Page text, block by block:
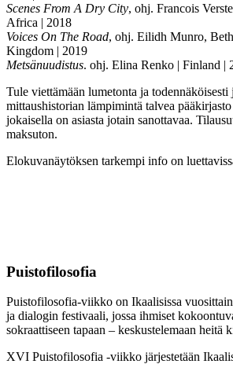
Scenes From A Dry City, ohj. Francois
Africa | 2018
Voices On The Road, ohj. Eilidh Munro,
Kingdom | 2019
Metsänuudistus. ohj. Elina Renko | Finland |
Tule viettämään lumetonta ja todennäköisesti
mittaushistorian lämpimintä talvea
jokaisella on asiasta jotain sanottavaa.
maksuton.
Elokuvanäytöksen tarkempi info on
Puistofilosofia
Puistofilosofia-viikko on Ikaalisissa
ja dialogin festivaali, jossa ihmiset
sokraattiseen tapaan – keskustelemaan heitä
XVI Puistofilosofia -viikko järjestetään